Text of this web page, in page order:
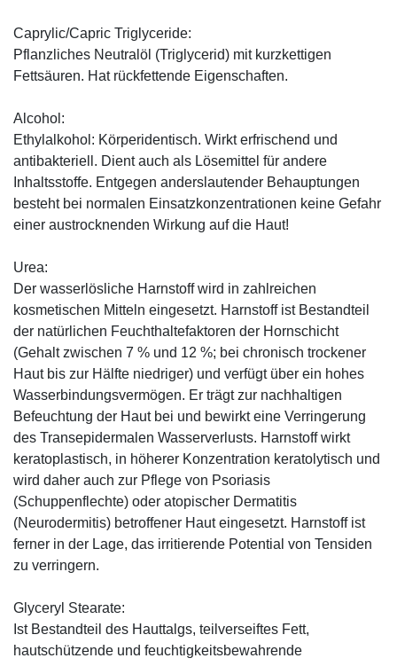
Caprylic/Capric Triglyceride:
Pflanzliches Neutralöl (Triglycerid) mit kurzkettigen
Fettsäuren. Hat rückfettende Eigenschaften.
Alcohol:
Ethylalkohol: Körperidentisch. Wirkt erfrischend und
antibakteriell. Dient auch als Lösemittel für andere
Inhaltsstoffe. Entgegen anderslautender Behauptungen
besteht bei normalen Einsatzkonzentrationen keine Gefahr
einer austrocknenden Wirkung auf die Haut!
Urea:
Der wasserlösliche Harnstoff wird in zahlreichen
kosmetischen Mitteln eingesetzt. Harnstoff ist Bestandteil
der natürlichen Feuchthaltefaktoren der Hornschicht
(Gehalt zwischen 7 % und 12 %; bei chronisch trockener
Haut bis zur Hälfte niedriger) und verfügt über ein hohes
Wasserbindungsvermögen. Er trägt zur nachhaltigen
Befeuchtung der Haut bei und bewirkt eine Verringerung
des Transepidermalen Wasserverlusts. Harnstoff wirkt
keratoplastisch, in höherer Konzentration keratolytisch und
wird daher auch zur Pflege von Psoriasis
(Schuppenflechte) oder atopischer Dermatitis
(Neurodermitis) betroffener Haut eingesetzt. Harnstoff ist
ferner in der Lage, das irritierende Potential von Tensiden
zu verringern.
Glyceryl Stearate:
Ist Bestandteil des Hauttalgs, teilverseiftes Fett,
hautschützende und feuchtigkeitsbewahrende